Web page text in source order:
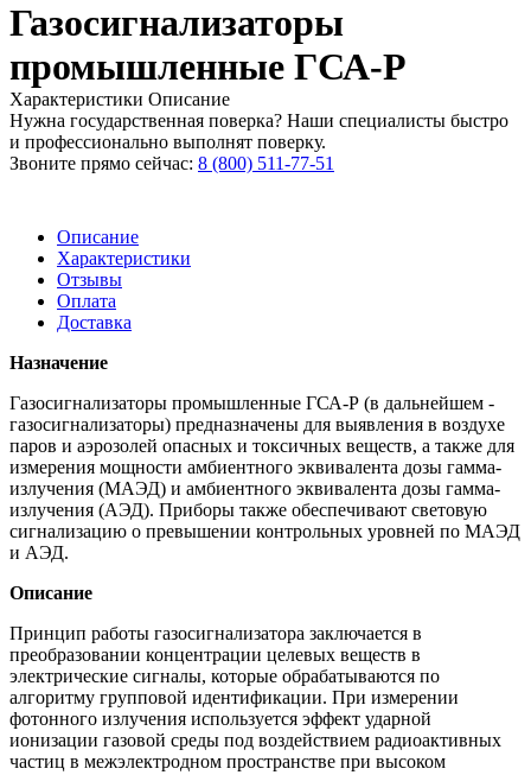
Газосигнализаторы
промышленные ГСА-Р
Характеристики Описание
Нужна государственная поверка? Наши специалисты быстро
и профессионально выполнят поверку.
Звоните прямо сейчас: 8 (800) 511-77-51
Описание
Характеристики
Отзывы
Оплата
Доставка
Назначение
Газосигнализаторы промышленные ГСА-Р (в дальнейшем -
газосигнализаторы) предназначены для выявления в воздухе
паров и аэрозолей опасных и токсичных веществ, а также для
измерения мощности амбиентного эквивалента дозы гамма-
излучения (МАЭД) и амбиентного эквивалента дозы гамма-
излучения (АЭД). Приборы также обеспечивают световую
сигнализацию о превышении контрольных уровней по МАЭД
и АЭД.
Описание
Принцип работы газосигнализатора заключается в
преобразовании концентрации целевых веществ в
электрические сигналы, которые обрабатываются по
алгоритму групповой идентификации. При измерении
фотонного излучения используется эффект ударной
ионизации газовой среды под воздействием радиоактивных
частиц в межэлектродном пространстве при высоком